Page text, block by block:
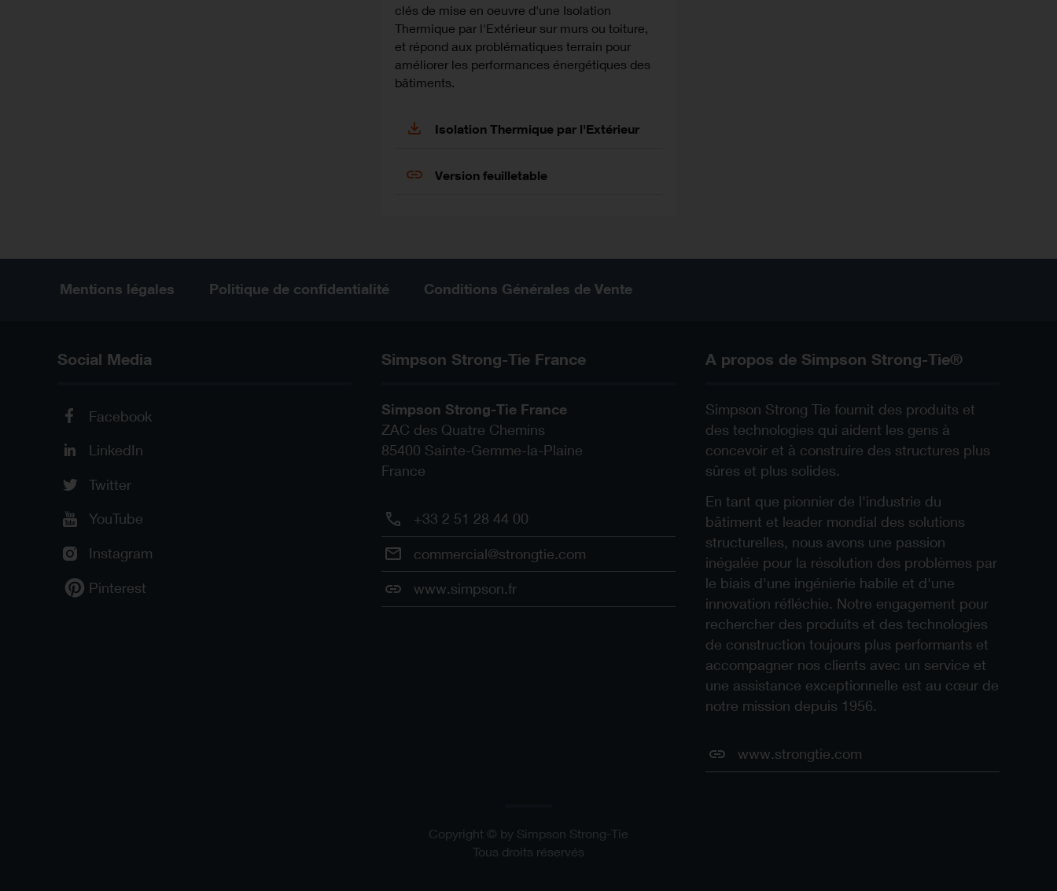
clés de mise en oeuvre d'une Isolation
Thermique par l'Extérieur sur murs ou toiture,
et répond aux problématiques terrain pour
améliorer les performances énergétiques des
bâtiments.
Isolation Thermique par l'Extérieur
Version feuilletable
Mentions légales Politique de confidentialité Conditions Générales de Vente
A propos de Simpson Strong-Tie®
Simpson Strong Tie fournit des produits et
des technologies qui aident les gens à
concevoir et à construire des structures plus
sûres et plus solides.
En tant que pionnier de l'industrie du
bâtiment et leader mondial des solutions
structurelles, nous avons une passion
inégalée pour la résolution des problèmes par
le biais d'une ingénierie habile et d'une
innovation réfléchie. Notre engagement pour
rechercher des produits et des technologies
de construction toujours plus performants et
accompagner nos clients avec un service et
une assistance exceptionnelle est au cœur de
notre mission depuis 1956.
www.strongtie.com
Simpson Strong-Tie France
Simpson Strong-Tie France
ZAC des Quatre Chemins
85400 Sainte-Gemme-la-Plaine
France
+33 2 51 28 44 00
commercial@strongtie.com
www.simpson.fr
Social Media
Facebook
LinkedIn
Twitter
YouTube
Instagram
Pinterest
Copyright © by Simpson Strong-Tie
Tous droits réservés